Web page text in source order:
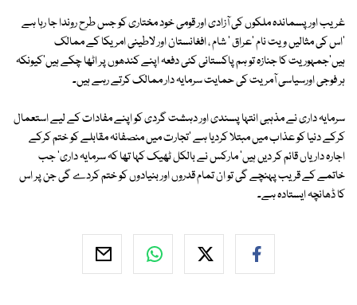
غریب اور پسماندہ ملکوں کی آزادی اور قومی خود مختاری کو جس طرح روندا جا رہا ہے
'اس کی مثالیں ویت نام 'عراق ' شام ، افغانستان اور لاطینی امریکا کے ممالک
ہیں'جمہوریت کا جنازہ تو ہم پاکستانی کئی دفعہ اپنے کندھوں پر اٹھا چکے ہیں'کیونکہ
ہر فوجی اورسیاسی آمریت کی حمایت سرمایہ دار ممالک کرتے رہے ہیں۔
سرمایہ داری نے مذہبی انتہا پسندی اور دہشت گردی کو اپنے مفادات کے لیے استعمال
کرکے دنیا کو عذاب میں مبتلا کردیا ہے 'تجارت میں منصفانہ مقابلے کو ختم کرکے
اجارہ داریاں قائم کر دیں ہیں' مارکس نے بالکل ٹھیک کہا تھا کہ سرمایہ داری' جب
خاتمے کے قریب پہنچے گی تو ان تمام قدروں اور بنیادوں کو ختم کردے گی جن پر اس
کا ڈھانچہ ایستادہ ہے۔